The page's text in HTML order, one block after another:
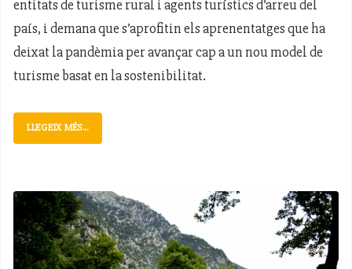
entitats de turisme rural i agents turístics d’arreu del
país, i demana que s’aprofitin els aprenentatges que ha
deixat la pandèmia per avançar cap a un nou model de
turisme basat en la sostenibilitat.
LLEGEIX MÉS...